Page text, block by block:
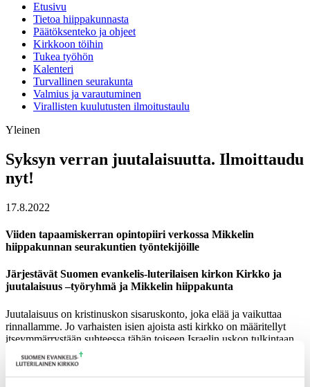
Etusivu
Tietoa hiippakunnasta
Päätöksenteko ja ohjeet
Kirkkoon töihin
Tukea työhön
Kalenteri
Turvallinen seurakunta
Valmius ja varautuminen
Virallisten kuulutusten ilmoitustaulu
Yleinen
Syksyn verran juutalaisuutta. Ilmoittaudu
nyt!
17.8.2022
Viiden tapaamiskerran opintopiiri verkossa Mikkelin
hiippakunnan seurakuntien työntekijöille
Järjestävät Suomen evankelis-luterilaisen kirkon Kirkko ja
juutalaisuus –työryhmä ja Mikkelin hiippakunta
Juutalaisuus on kristinuskon sisaruskonto, joka elää ja vaikuttaa
rinnallamme. Jo varhaisten isien ajoista asti kirkko on määritellyt
itseymmärrystään suhteessa tähän toiseen Israelin uskon tulkintaan.
Toisiinsa kietoutuvat juuret ja rinnakkainen, usein konfliktienkin
värittämä historia tekevät juutalaisuuden tuntemuksesta
välttämätöntä kristitylle kasvattajalle. Syksyn mittaiseen opintopiiriin